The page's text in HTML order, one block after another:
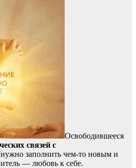
Освободившееся
связей с
нужно заполнить чем-то новым и
— любовь к себе.